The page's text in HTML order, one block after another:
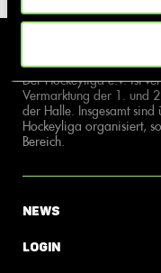
Der Hockeyliga e.V. ist
Vermarktung der 1. und
der Halle. Insgesamt
Hockeyliga organisiert,
Bereich.
News
Login